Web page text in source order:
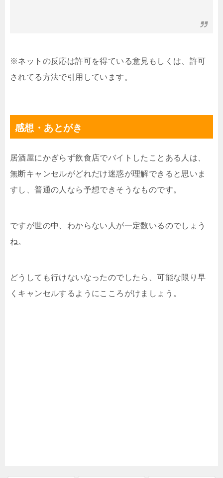
※ネットの反応は許可を得ている意見もしくは、許可
されてる方法で引用しています。
感想・あとがき
居酒屋にかぎらず飲食店でバイトしたことある人は、
無断キャンセルがどれだけ迷惑が理解できると思いま
すし、普通の人なら予想できそうなものです。
ですが世の中、わからない人が一定数いるのでしょう
ね。
どうしても行けないなったのでしたら、可能な限り早
くキャンセルするようにこころがけましょう。